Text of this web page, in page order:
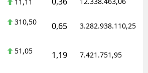
310,50 0,65 3.282.938.110,25
51,05 1,19 7.421.751,95